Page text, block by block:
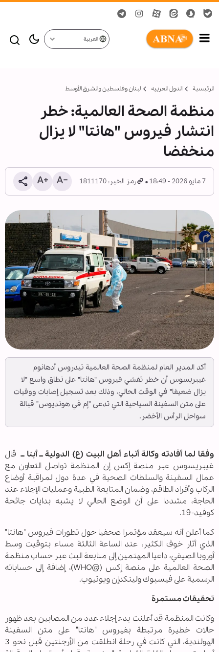
العربية
الرئيسية الدول العربیه لبنان وفلسطين والشرق الأوسط
منظمة الصحة العالمية: خطر
انتشار فيروس "هانتا" لا يزال
منخفضا
7 مايو 2026 - 18:49 رمز الخبر: 1811170
أكد المدير العام لمنظمة الصحة العالمية تيدروس أدهانوم
غيبريسوس أن خطر تفشي فيروس "هانتا" على نطاق واسع "لا
يزال ضعيفا" في الوقت الحالي، وذلك بعد تسجيل إصابات ووفيات
على متن السفينة السياحية التي تدعى "إم في هونديوس" قبالة
سواحل الرأس الأخضر.
وفقا لما أفادته وكالة أنباء أهل البيت (ع) الدولية ــ أبنا ــ قال
غيبريسوس عبر منصة إكس إن المنظمة تواصل التعاون مع
عمال السفينة والسلطات الصحية في عدة دول لمراقبة أوضاع
الركاب وأفراد الطاقم، وضمان المتابعة الطبية وعمليات الإجلاء عند
الحاجة، مشددا على أن الوضع الحالي لا يشبه بدايات جائحة
كوفيد-19.
كما أعلن أنه سيعقد مؤتمرا صحفيا حول تطورات فيروس "هانتا"
الذي أثار خوف الكثير، عند الساعة الثالثة مساء بتوقيت وسط
أوروبا الصيفي، داعيا المهتمين إلى متابعة البث عبر حساب منظمة
الصحة العالمية على منصة إكس (@WHO)، إضافة إلى حساباته
الرسمية على فيسبوك ولينكدإن ويوتيوب.
تحقيقات مستمرة
وكانت المنظمة قد أعلنت بدء إجلاء عدد من المصابين بعد ظهور
حالات خطيرة مرتبطة بفيروس "هانتا" على متن السفينة
الهولندية، التي كانت في رحلة انطلقت من الأرجنتين قبل نحو 3